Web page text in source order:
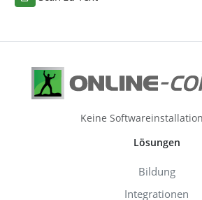
Keine
Lösungen
Bildung
Integrationen